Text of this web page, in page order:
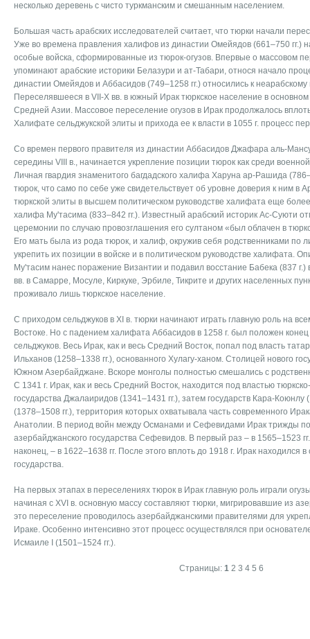
несколько деревень с чисто туркманским и смешанным населением.
Большая часть арабских исследователей считает, что тюрки начали
Уже во времена правления халифов из династии Омейядов (661–750 гг.)
особые войска, сформированные из тюрок-огузов. Впервые о массовом
упоминают арабские историки Белазури и ат-Табари, относя начало
династии Омейядов и Аббасидов (749–1258 гг.) относились к
Переселявшееся в VII-X вв. в южный Ирак тюркское население в
Средней Азии. Массовое переселение огузов в Ирак продолжалось
Халифате сельджукской элиты и прихода ее к власти в 1055 г. процесс
Со времен первого правителя из династии Аббасидов Джафара аль-
середины VIII в., начинается укрепление позиции тюрок как среди
Личная гвардия знаменитого багдадского халифа Харуна ар-Рашида
тюрок, что само по себе уже свидетельствует об уровне доверия к ним в
тюркской элиты в высшем политическом руководстве халифата еще
халифа Му'тасима (833–842 гг.). Известный арабский историк Ас-Суюти
церемонии по случаю провозглашения его султаном «был облачен в
Его мать была из рода тюрок, и халиф, окружив себя родственниками по
укрепить их позиции в войске и в политическом руководстве халифата.
Му'тасим нанес поражение Византии и подавил восстание Бабека (837
вв. в Самарре, Мосуле, Киркуке, Эрбиле, Тикрите и других населенных
проживало лишь тюркское население.
С приходом сельджуков в XI в. тюрки начинают играть главную роль на
Востоке. Но с падением халифата Аббасидов в 1258 г. был положен
сельджуков. Весь Ирак, как и весь Средний Восток, попал под власть
Ильханов (1258–1338 гг.), основанного Хулагу-ханом. Столицей нового
Южном Азербайджане. Вскоре монголы полностью смешались с
С 1341 г. Ирак, как и весь Средний Восток, находится под властью
государства Джалаиридов (1341–1431 гг.), затем государств Кара-Коюнлу
(1378–1508 гг.), территория которых охватывала часть современного
Анатолии. В период войн между Османами и Сефевидами Ирак трижды
азербайджанского государства Сефевидов. В первый раз – в 1565–1523
наконец, – в 1622–1638 гг. После этого вплоть до 1918 г. Ирак находился в
государства.
На первых этапах в переселениях тюрок в Ирак главную роль играли
начиная с XVI в. основную массу составляют тюрки, мигрировавшие из
это переселение проводилось азербайджанскими правителями для
Ираке. Особенно интенсивно этот процесс осуществлялся при
Исмаиле I (1501–1524 гг.).
Страницы: 1 2 3 4 5 6